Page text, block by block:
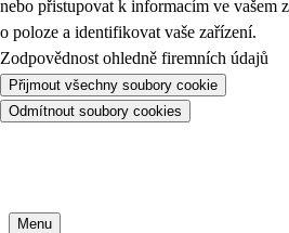
nebo přistupovat k informacím ve vašem
o poloze a identifikovat vaše zařízení.
Zodpovědnost ohledně firemních údajů
Přijmout všechny soubory cookie
Odmítnout soubory cookies
Menu